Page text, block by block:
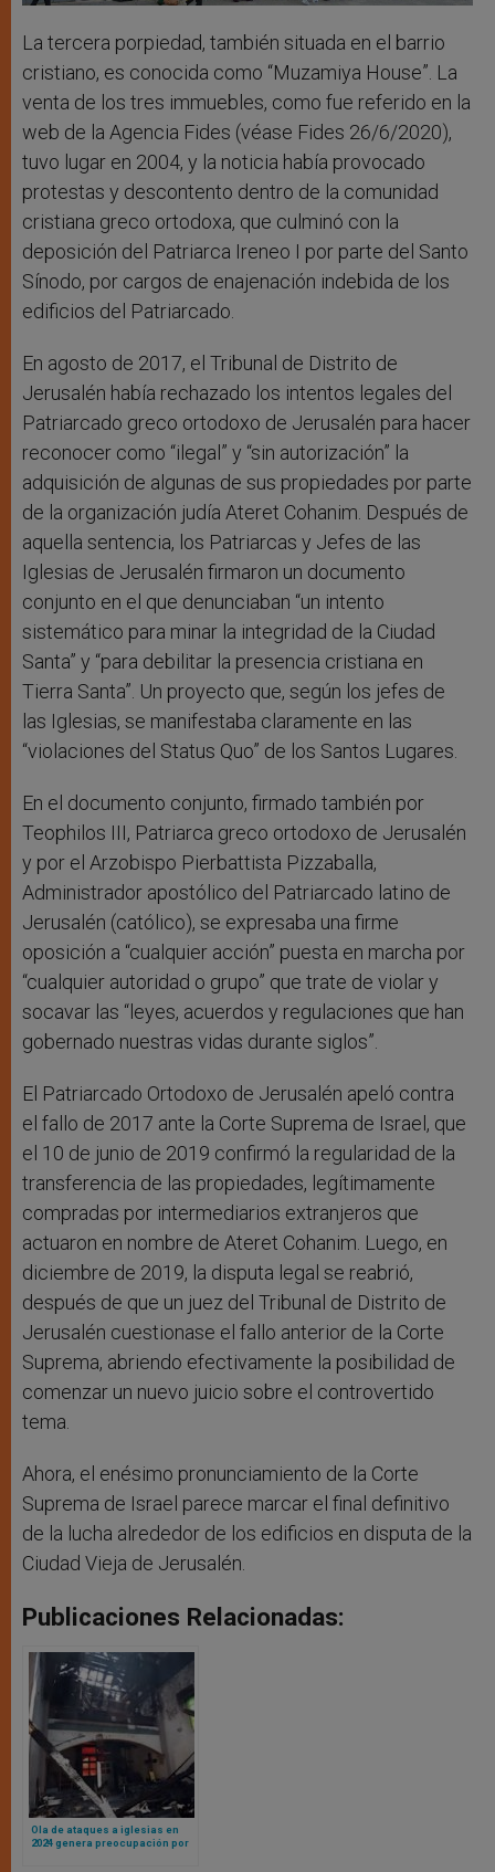
La tercera porpiedad, también situada en el barrio
cristiano, es conocida como “Muzamiya House”. La
venta de los tres immuebles, como fue referido en la
web de la Agencia Fides (véase Fides 26/6/2020),
tuvo lugar en 2004, y la noticia había provocado
protestas y descontento dentro de la comunidad
cristiana greco ortodoxa, que culminó con la
deposición del Patriarca Ireneo I por parte del Santo
Sínodo, por cargos de enajenación indebida de los
edificios del Patriarcado.
En agosto de 2017, el Tribunal de Distrito de
Jerusalén había rechazado los intentos legales del
Patriarcado greco ortodoxo de Jerusalén para hacer
reconocer como “ilegal” y “sin autorización” la
adquisición de algunas de sus propiedades por parte
de la organización judía Ateret Cohanim. Después de
aquella sentencia, los Patriarcas y Jefes de las
Iglesias de Jerusalén firmaron un documento
conjunto en el que denunciaban “un intento
sistemático para minar la integridad de la Ciudad
Santa” y “para debilitar la presencia cristiana en
Tierra Santa”. Un proyecto que, según los jefes de
las Iglesias, se manifestaba claramente en las
“violaciones del Status Quo” de los Santos Lugares.
En el documento conjunto, firmado también por
Teophilos III, Patriarca greco ortodoxo de Jerusalén
y por el Arzobispo Pierbattista Pizzaballa,
Administrador apostólico del Patriarcado latino de
Jerusalén (católico), se expresaba una firme
oposición a “cualquier acción” puesta en marcha por
“cualquier autoridad o grupo” que trate de violar y
socavar las “leyes, acuerdos y regulaciones que han
gobernado nuestras vidas durante siglos”.
El Patriarcado Ortodoxo de Jerusalén apeló contra
el fallo de 2017 ante la Corte Suprema de Israel, que
el 10 de junio de 2019 confirmó la regularidad de la
transferencia de las propiedades, legítimamente
compradas por intermediarios extranjeros que
actuaron en nombre de Ateret Cohanim. Luego, en
diciembre de 2019, la disputa legal se reabrió,
después de que un juez del Tribunal de Distrito de
Jerusalén cuestionase el fallo anterior de la Corte
Suprema, abriendo efectivamente la posibilidad de
comenzar un nuevo juicio sobre el controvertido
tema.
Ahora, el enésimo pronunciamiento de la Corte
Suprema de Israel parece marcar el final definitivo
de la lucha alrededor de los edificios en disputa de la
Ciudad Vieja de Jerusalén.
Publicaciones Relacionadas:
Ola de ataques a iglesias en
2024 genera preocupación por